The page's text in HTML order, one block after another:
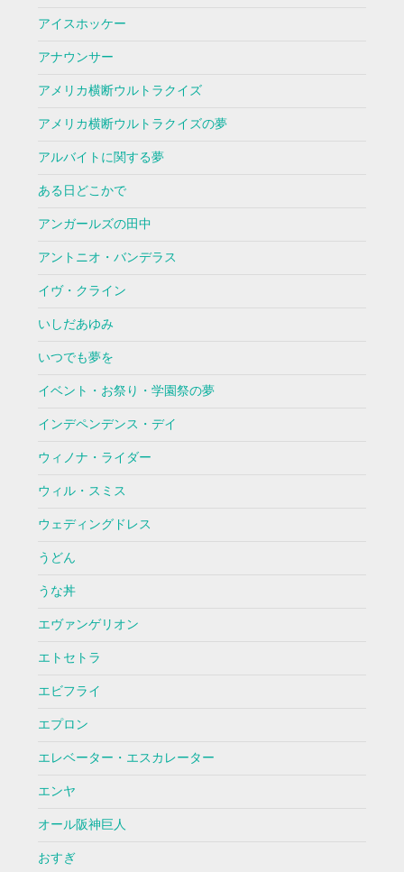
アイスホッケー
アナウンサー
アメリカ横断ウルトラクイズ
アメリカ横断ウルトラクイズの夢
アルバイトに関する夢
ある日どこかで
アンガールズの田中
アントニオ・バンデラス
イヴ・クライン
いしだあゆみ
いつでも夢を
イベント・お祭り・学園祭の夢
インデペンデンス・デイ
ウィノナ・ライダー
ウィル・スミス
ウェディングドレス
うどん
うな丼
エヴァンゲリオン
エトセトラ
エビフライ
エプロン
エレベーター・エスカレーター
エンヤ
オール阪神巨人
おすぎ